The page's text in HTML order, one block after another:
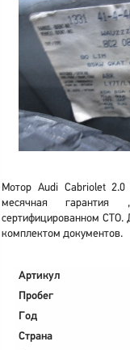
Мотор Audi Cabriolet
месячная гарантия
сертифицированном СТО.
комплектом документов.
Артикул
Пробег
Год
Страна